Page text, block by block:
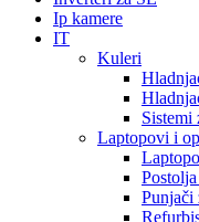
Ip kamere
IT
Kuleri
Sistemi
Laptopovi i
Punjači